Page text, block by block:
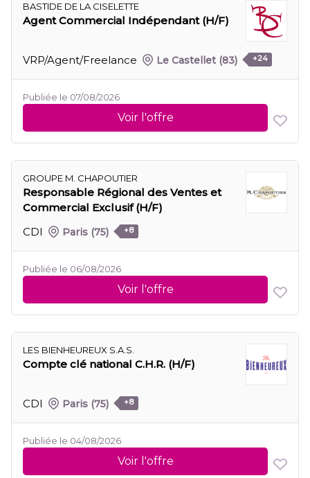
BASTIDE DE LA CISELETTE
Agent Commercial Indépendant (H/F)
VRP/Agent/Freelance Le Castellet (83) +24
Publiée le 07/08/2026
Voir l'offre
GROUPE M. CHAPOUTIER
Responsable Régional des Ventes et
Commercial Exclusif (H/F)
CDI
Paris (75) +8
Publiée le 06/08/2026
Voir l'offre
LES BIENHEUREUX S.A.S.
Compte clé national C.H.R. (H/F)
CDI Paris (75) +8
Publiée le 04/08/2026
Voir l'offre